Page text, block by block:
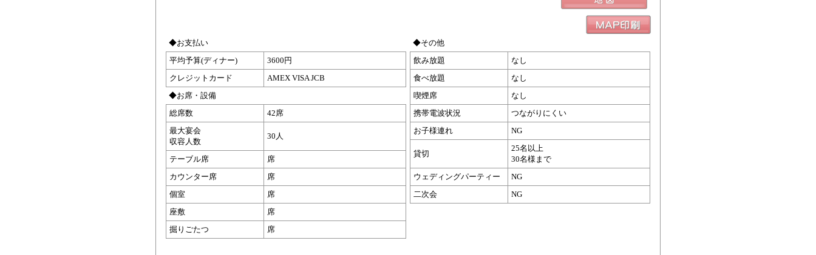
◆お支払い
平均予算(ディナー)
3600円
クレジットカード
AMEX VISA JCB
◆お席・設備
総席数
42席
最大宴会
収容人数
30人
テーブル席
席
カウンター席
席
個室
席
座敷
席
掘りごたつ
席
◆その他
飲み放題
なし
食べ放題
なし
喫煙席
なし
携帯電波状況
つながりにくい
お子様連れ
NG
貸切
25名以上
30名様まで
ウェディングパーティー
NG
二次会
NG